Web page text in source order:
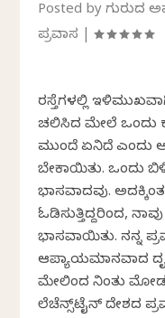
Posted byಗುರುದತ್
ಪ್ರವಾಸ |
ರಸ್ತೆಗಳಲ್ಲಿ ಇಳಿಮುಖವಾಗಿ
ಚಲಿಸಿದ ಮೇಲೆ ಒಂದು
ಮುಂದೆ ಏನಿದೆ ಎಂದು
ಬೇಕಾಯಿತು. ಒಂದು
ಭಾಸವಾದವು.
ಓಡಿಸುತ್ತಿದ್ದರಿಂದ,
ಭಾಸವಾಯಿತು. ನನ್ನ
ಆಪ್ಯಾಯಮಾನವಾದ
ಮೇಲಿಂದ ನಿಂತು ಮೋಡದ
ಲೆಚೆನ್ಸ್‌ಟೈನ್‌ ದೇಶದ